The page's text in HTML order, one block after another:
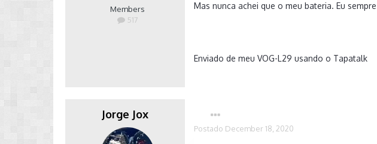
Members
517
Mas nunca achei que o meu bateria. Eu
Enviado de meu VOG-L29 usando o Tapatalk
Jorge Jox
Postado December 18, 2020